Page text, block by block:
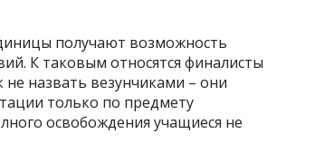
получают возможность
К таковым относятся финалисты
не назвать везунчиками – они
только по предмету
освобождения учащиеся не